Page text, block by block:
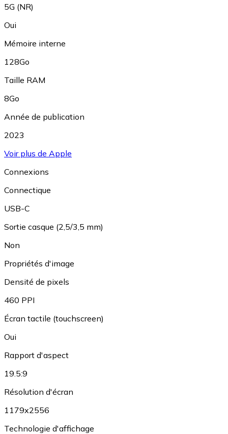
5G (NR)
Oui
Mémoire interne
128Go
Taille RAM
8Go
Année de publication
2023
Voir plus de Apple
Connexions
Connectique
USB-C
Sortie casque (2,5/3,5 mm)
Non
Propriétés d'image
Densité de pixels
460 PPI
Écran tactile (touchscreen)
Oui
Rapport d'aspect
19.5:9
Résolution d'écran
1179x2556
Technologie d'affichage